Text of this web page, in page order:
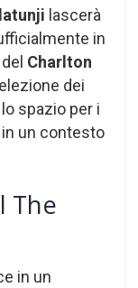
lascerà
in
Charlton
dei
spazio per i
un contesto
The
in un